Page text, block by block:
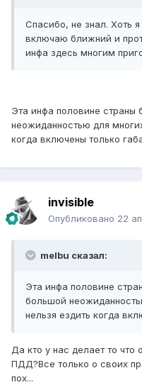
Спасибо, не знал. Хоть
включаю ближний и
инфа здесь многим
Эта инфа половине
неожиданностью для
когда включены только
invisible
Опубликовано 22
melbu сказал:
Эта инфа половине
большой
нельзя ездить когда
Да кто у нас делает то что
ПДД?Все только о своих
пох...